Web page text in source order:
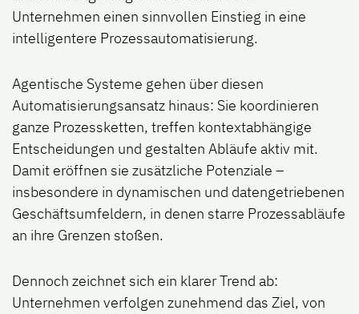
Unternehmen einen sinnvollen Einstieg in eine
intelligentere Prozessautomatisierung.
Agentische Systeme gehen über diesen
Automatisierungsansatz hinaus: Sie koordinieren
ganze Prozessketten, treffen kontextabhängige
Entscheidungen und gestalten Abläufe aktiv mit.
Damit eröffnen sie zusätzliche Potenziale –
insbesondere in dynamischen und datengetriebenen
Geschäftsumfeldern, in denen starre Prozessabläufe
an ihre Grenzen stoßen.
Dennoch zeichnet sich ein klarer Trend ab:
Unternehmen verfolgen zunehmend das Ziel, von